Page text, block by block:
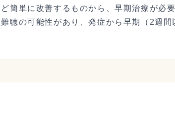
簡単に改善するものから、早期治療が必
聴の可能性があり、発症から早期（2週間